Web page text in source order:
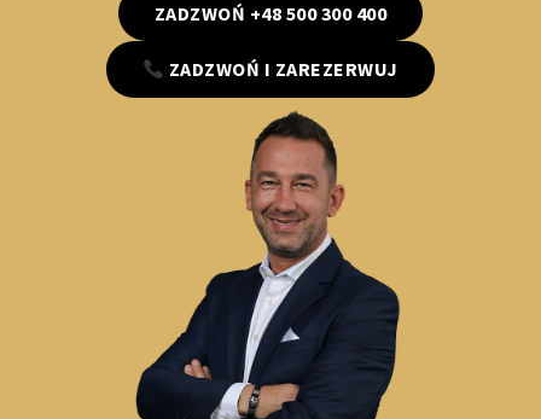
ZADZWOŃ +48 500 300 400
ZADZWOŃ I ZAREZERWUJ